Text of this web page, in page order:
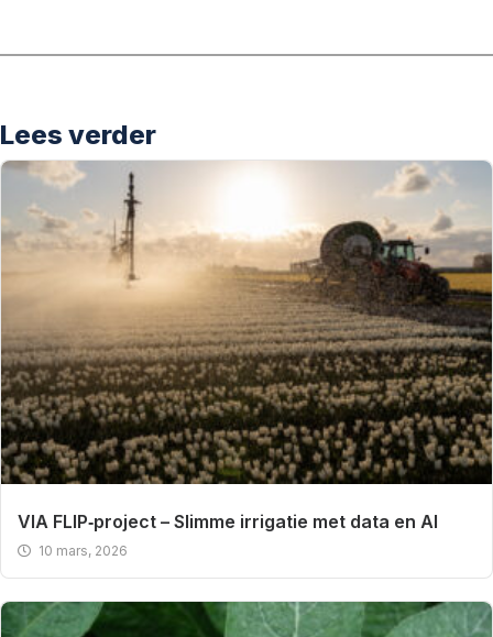
Lees verder
VIA FLIP‑project – Slimme irrigatie met data en AI
10 mars, 2026